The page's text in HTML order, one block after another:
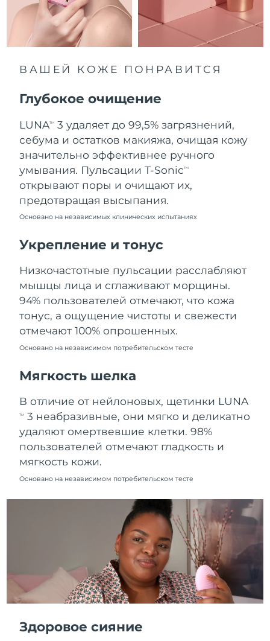
ВАШЕЙ КОЖЕ ПОНРАВИТСЯ
Глубокое очищение
LUNATM
3 удаляет до 99,5% загрязнений,
себума и остатков макияжа, очищая кожу
значительно эффективнее ручного
умывания. Пульсации T-SonicTM
открывают поры и очищают их,
предотвращая высыпания.
Основано на независимых клинических испытаниях
Укрепление и тонус
Низкочастотные пульсации расслабляют
мышцы лица и сглаживают морщины.
94% пользователей отмечают, что кожа
тонус, а ощущение чистоты и свежести
отмечают 100% опрошенных.
Основано на независимом потребительском тесте
Мягкость шелка
В отличие от нейлоновых, щетинки LUNA
TM
3 неабразивные, они мягко и деликатно
удаляют омертвевшие клетки. 98%
пользователей отмечают гладкость и
мягкость кожи.
Основано на независимом потребительском тесте
Здоровое сияние
9.08.2026
Нидерланды
Ожидаемая дата доставки
8.08.2026
Новая Зеландия
Ожидаемая дата доставки
8.08.2026
Норвегия
Ожидаемая дата доставки
Оман
Ожидаемая дата доставки
11.08.2026
Филиппины
Ожидаемая дата доставки
Польша
Португалия
Ожидаемая дата доставки
Пуэрто-Рико
Ожидаемая дата доставки
Катар
Ожидаемая дата доставки
Румыния
8.08.2026
Россия
Ожидаемая дата доставки
16.08.2026
Саудовская Аравия
Ожидаемая дата доставки
10.08.2026
Ожидаемая дата доставки
8.08.2026
Словения
Ожидаемая дата доставки
8.08.2026
Республика